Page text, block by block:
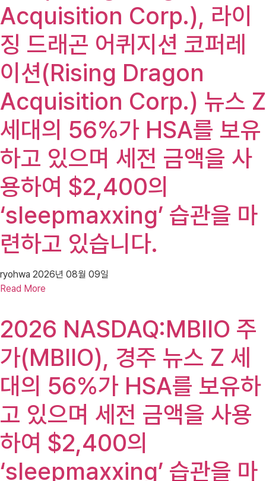
Acquisition Corp.), 라이
징 드래곤 어퀴지션 코퍼레
이션(Rising Dragon
Acquisition Corp.) 뉴스 Z
세대의 56%가 HSA를 보유
하고 있으며 세전 금액을 사
용하여 $2,400의
‘sleepmaxxing’ 습관을 마
련하고 있습니다.
ryohwa 2026년 08월 09일
Read More
2026 NASDAQ:MBIIO 주
가(MBIIO), 경주 뉴스 Z 세
대의 56%가 HSA를 보유하
고 있으며 세전 금액을 사용
하여 $2,400의
‘sleepmaxxing’ 습관을 마